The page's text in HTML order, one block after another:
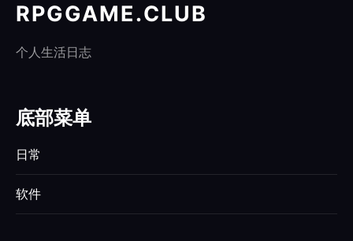
RPGGAME.CLUB
个人生活日志
底部菜单
日常
软件